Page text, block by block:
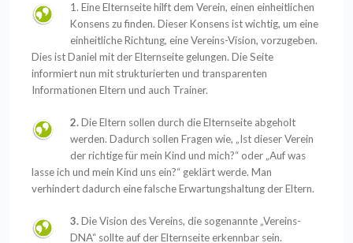
1. Eine Elternseite hilft dem Verein, einen einheitlichen
Konsens zu finden. Dieser Konsens ist wichtig, um eine
einheitliche Richtung, eine Vereins-Vision, vorzugeben.
Dies ist Daniel mit der Elternseite gelungen. Die Seite
informiert nun mit strukturierten und transparenten
Informationen Eltern und auch Trainer.
2.Die Eltern sollen durch die Elternseite abgeholt
werden. Dadurch sollen Fragen wie, „Ist dieser Verein
der richtige für mein Kind und mich?“ oder „Auf was
lasse ich und mein Kind uns ein?“ geklärt werde. Man
verhindert dadurch eine falsche Erwartungshaltung der Eltern.
3.Die Vision des Vereins, die sogenannte „Vereins-
DNA“ sollte auf der Elternseite erkennbar sein.